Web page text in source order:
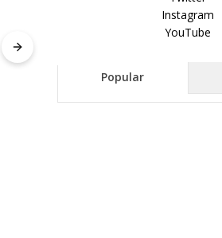
Instagram
YouTube
Popular